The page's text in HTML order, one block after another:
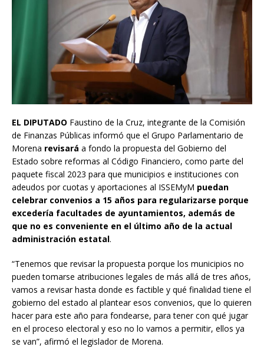
EL DIPUTADO Faustino de la Cruz, integrante de la Comisión
de Finanzas Públicas informó que el Grupo Parlamentario de
Morena revisará a fondo la propuesta del Gobierno del
Estado sobre reformas al Código Financiero, como parte del
paquete fiscal 2023 para que municipios e instituciones con
adeudos por cuotas y aportaciones al ISSEMyM puedan
celebrar convenios a 15 años para regularizarse porque
excedería facultades de ayuntamientos, además de
que no es conveniente en el último año de la actual
administración estatal.
“Tenemos que revisar la propuesta porque los municipios no
pueden tomarse atribuciones legales de más allá de tres años,
vamos a revisar hasta donde es factible y qué finalidad tiene el
gobierno del estado al plantear esos convenios, que lo quieren
hacer para este año para fondearse, para tener con qué jugar
en el proceso electoral y eso no lo vamos a permitir, ellos ya
se van”, afirmó el legislador de Morena.